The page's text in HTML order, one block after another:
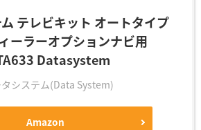
テレビキット オートタイプ
ーラーオプションナビ用
Datasystem
システム(Data System)
Amazon